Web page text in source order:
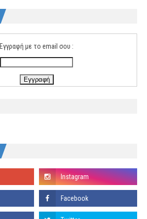
Εγγραφή με το email σου :